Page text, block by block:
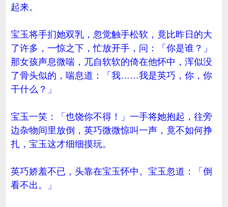
起来。
宝玉将手扪她双乳，忽觉触手松软，竟比昨日的大
了许多，一惊之下，忙放开手，问：「你是谁？」
那女孩声息微喘，兀自软软的倚在他怀中，浑似没
了骨头似的，喘息道：「我……我是英巧，你，你
干什么？」
宝玉一笑：「也饶你不得！」一手将她抱起，往旁
边杂物间里放倒，英巧微微惊叫一声，竟不如何挣
扎，宝玉这才细细摸玩。
英巧娇羞不已，头靠在宝玉怀中。宝玉忽道：「倒
看不出。」